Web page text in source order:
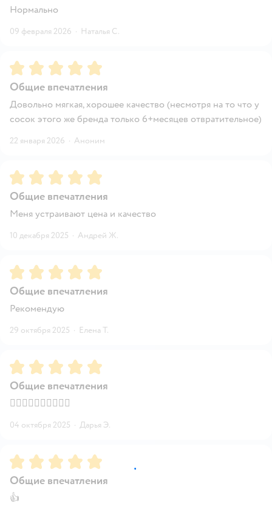
Нормально
09 февраля 2026 · Наталья С.
Рейтинг:5
Общие впечатления
Довольно мягкая, хорошее качество (несмотря на то что у
сосок этого же бренда только 6+месяцев отвратительное)
22 января 2026 · Аноним
Рейтинг:5
Общие впечатления
Меня устраивают цена и качество
10 декабря 2025 · Андрей Ж.
Рейтинг:5
Общие впечатления
Рекомендую
29 октября 2025 · Елена Т.
Рейтинг:5
Общие впечатления
👍🏻👍🏻👍🏻👍🏻👍🏻
04 октября 2025 · Дарья Э.
Рейтинг:5
Общие впечатления
👍